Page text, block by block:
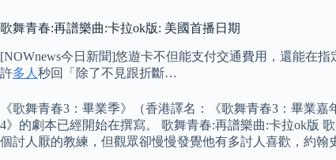
歌舞青春:再譜樂曲:卡拉ok版: 美國首播日期
[NOWnews今日新聞]悠遊卡不但能支付交通費用，還能在
許多人 秒回「除了不見跟折斷…
《歌舞青春3：畢業季》（香港譯名：《歌舞青春3：畢業
4》的劇本已經開始在撰寫。 歌舞青春:再譜樂曲:卡拉ok版
個討人厭的教練，但觀眾卻慢慢發覺他有多討人喜歡，約